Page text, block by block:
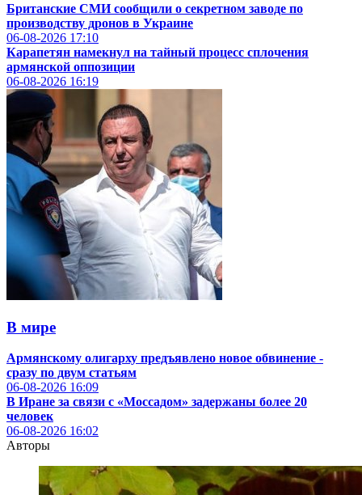
Британские СМИ сообщили о секретном заводе по
производству дронов в Украине
06-08-2026 17:10
Карапетян намекнул на тайный процесс сплочения
армянской оппозиции
06-08-2026 16:19
В мире
Армянскому олигарху предъявлено новое обвинение -
сразу по двум статьям
06-08-2026 16:09
В Иране за связи с «Моссадом» задержаны более 20
человек
06-08-2026 16:02
Авторы